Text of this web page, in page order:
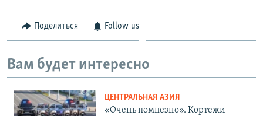
Поделиться Follow us
Вам будет интересно
ЦЕНТРАЛЬНАЯ АЗИЯ
«Очень помпезно». Кортежи